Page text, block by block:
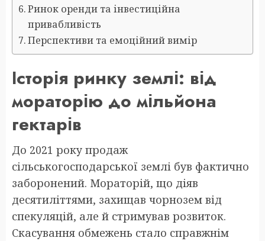
Ринок оренди та інвестиційна
привабливість
Перспективи та емоційний вимір
Історія ринку землі: від
мораторію до мільйона
гектарів
До 2021 року продаж
сільськогосподарської землі був фактично
заборонений. Мораторій, що діяв
десятиліттями, захищав чорнозем від
спекуляцій, але й стримував розвиток.
Скасування обмежень стало справжнім